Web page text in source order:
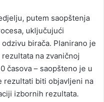
putem saopštenja
uključujući
birača. Planirano je
na zvaničnoj
časova – saopšteno je u
rezultati biti objavljeni na
izbornih rezultata.